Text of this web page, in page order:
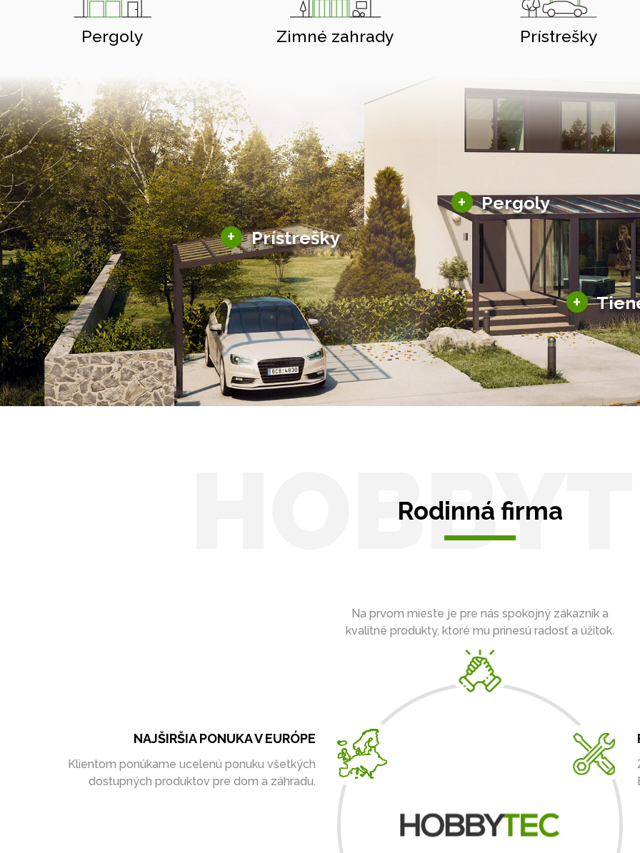
Pergoly Zimné zahrady Prístrešky
+ Pergoly
Hliníkové pergoly
Bioklimatické pergoly
Altány a zastrešenie
Solárne pergoly
+ Prístrešky
Hliníkové prístrešky
Solárne prístrešky pre auto
+
Tienenie
Zasklenie
Rodinná firma
Na prvom mieste je pre nás spokojný zákazník a
kvalitné produkty, ktoré mu prinesú radosť a úžitok.
NAJŠIRŠIA PONUKA V EURÓPE
Klientom ponúkame ucelenú ponuku všetkých
dostupných produktov pre dom a záhradu.